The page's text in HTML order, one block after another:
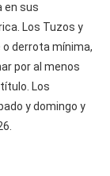
en sus
Los Tuzos y
derrota mínima,
por al menos
Los
y domingo y